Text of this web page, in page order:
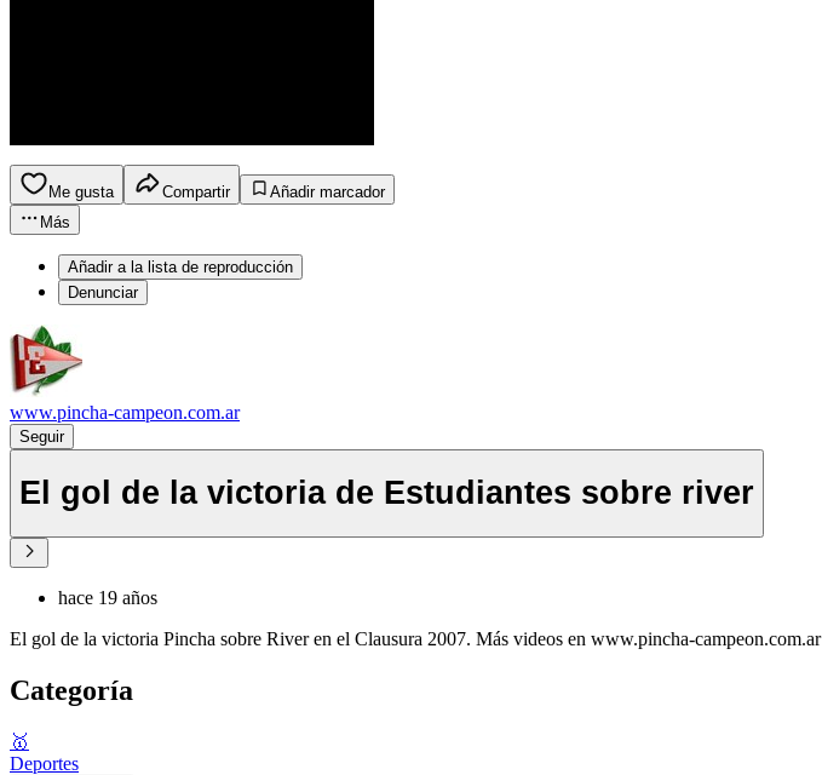
Me gusta Compartir
Añadir marcador
Más
Añadir a la lista de reproducción
Denunciar
www.pincha-campeon.com.ar
Seguir
El gol de la victoria de Estudiantes sobre river
hace 19 años
El gol de la victoria Pincha sobre River en el Clausura 2007. Más videos en www.pincha-campeon.com.ar
Categoría
🥇
Deportes